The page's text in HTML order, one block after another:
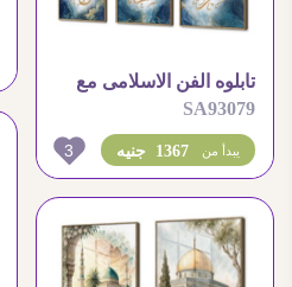
تابلوه الفن الاسلامى مع
التجريدى الازرق و الذهبى
SA93079
1367 جنيه يبدأ من 3